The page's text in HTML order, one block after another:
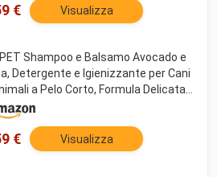
€ Visualizza
Shampoo e Balsamo Avocado e
Detergente e Igienizzante per Cani
a Pelo Corto, Formula Delicata
Allergeni e pH Bilanciato,
al Talco, 370ml
€ Visualizza